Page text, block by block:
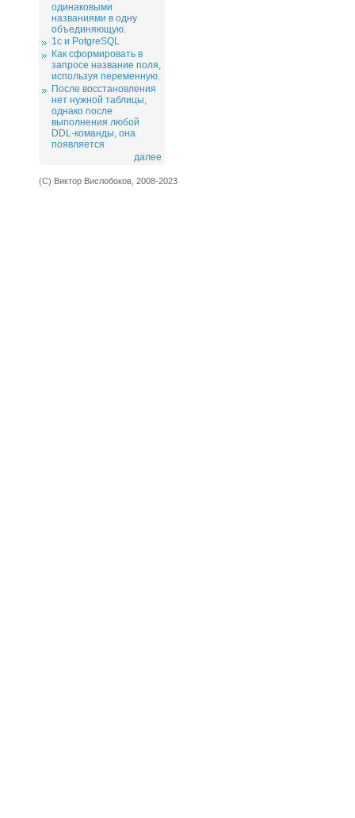
одинаковыми
названиями в одну
объединяющую.
1c и PotgreSQL
Как сформировать в
запросе название поля,
используя переменную.
После восстановления
нет нужной таблицы,
однако после
выполнения любой
DDL-команды, она
появляется
далее
(С) Виктор Вислобоков, 2008-2023